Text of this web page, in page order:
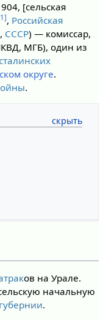
[сельская
, Российская
, СССР) — комиссар,
МГБ), один из
округе.
.
ов на Урале.
начальную
.